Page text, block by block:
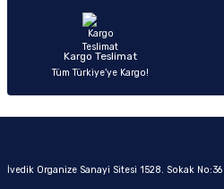
Kargo Teslimat
Tüm Türkiye’ye Kargo!
İvedik Organize Sanayi Sitesi 1528. Sokak